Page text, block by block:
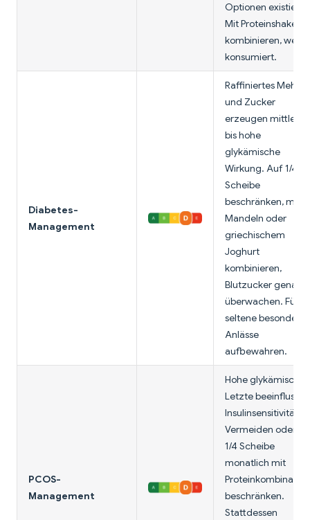
Optionen
Mit Proteinshake
kombinieren, wenn
konsumiert.
Diabetes-
Management
Raffiniertes Mehl
und Zucker
erzeugen mittlere
bis hohe
glykämische
Wirkung. Auf 1/4
Scheibe
beschränken, mit
Mandeln oder
griechischem
Joghurt
kombinieren,
Blutzucker genau
überwachen. Für
seltene besondere
Anlässe
aufbewahren.
PCOS-
Management
Hohe glykämische
Letzte beeinflusst
Insulinsensitivität.
Vermeiden oder
1/4 Scheibe
monatlich mit
Proteinkombination
beschränken.
Stattdessen